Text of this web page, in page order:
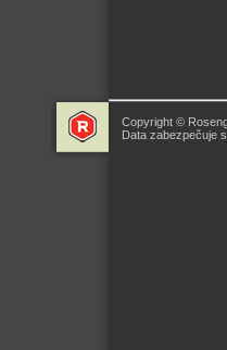
Copyright ©
Data zabezpečuje